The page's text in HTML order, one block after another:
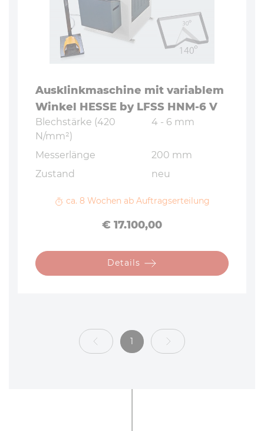
Aus­klink­ma­schi­ne mit variablem
Winkel HESSE by LFSS HNM-6 V
Blech­stär­ke (420
N/mm²)
4 - 6 mm
Mes­ser­län­ge
200 mm
Zustand
neu
ca. 8 Wochen ab Auftragserteilung
Preis
€ 17.100,00
Details
1